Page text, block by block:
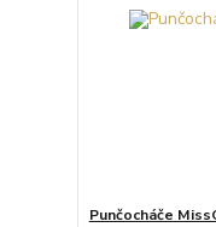
Punčocháče